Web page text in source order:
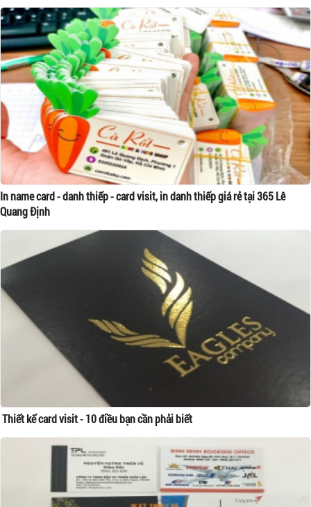
In name card - danh thiếp - card visit, in danh thiếp giá rẻ tại 365 Lê
Quang Định
Thiết kế card visit - 10 điều bạn cần phải biết